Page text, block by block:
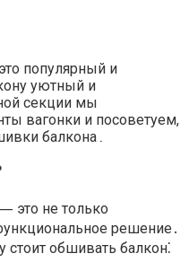
популярный и
уютный и
секции мы
вагонки и посоветуем,
балкона․
это не только
решение․
стоит обшивать балкон⁚